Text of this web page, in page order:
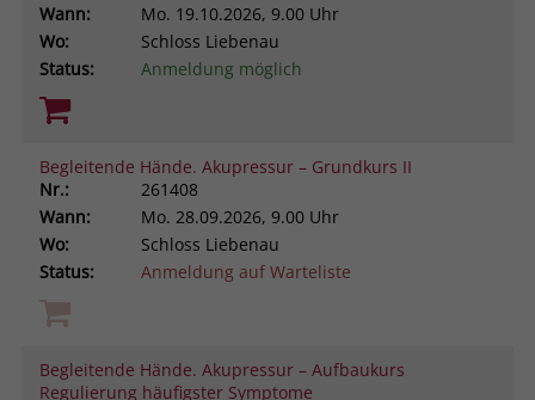
Wann:
Mo. 19.10.2026, 9.00 Uhr
Wo:
Schloss Liebenau
Status:
Anmeldung möglich
Begleitende Hände. Akupressur – Grundkurs II
Nr.:
261408
Wann:
Mo. 28.09.2026, 9.00 Uhr
Wo:
Schloss Liebenau
Status:
Anmeldung auf Warteliste
Begleitende Hände. Akupressur – Aufbaukurs
Regulierung häufigster Symptome